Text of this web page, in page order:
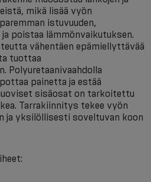
mikä lisää vyön
istuvuuden,
poistaa lämmönvaikutuksen.
vähentäen epämiellyttävää
tuottaa
Polyuretaanivaahdolla
painetta ja estää
sisäosat on tarkoitettu
Tarrakiinnitys tekee vyön
ja yksilöllisesti soveltuvan koon